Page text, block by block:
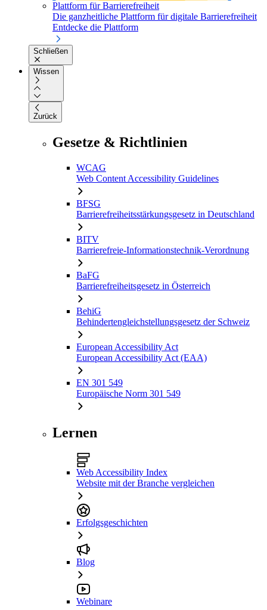
Plattform für Barrierefreiheit
Die ganzheitliche Plattform für digitale Barrierefreiheit
Entdecke die Plattform
Schließen
Wissen
Zurück
Gesetze & Richtlinien
WCAG
Web Content Accessibility Guidelines
BFSG
Barrierefreiheitsstärkungsgesetz in Deutschland
BITV
Barrierefreie-Informationstechnik-Verordnung
BaFG
Barrierefreiheitsgesetz in Österreich
BehiG
Behindertengleichstellungsgesetz der Schweiz
European Accessibility Act
European Accessibility Act (EAA)
EN 301 549
Europäische Norm 301 549
Lernen
Web Accessibility Index
Website mit der Branche vergleichen
Erfolgsgeschichten
Blog
Webinare